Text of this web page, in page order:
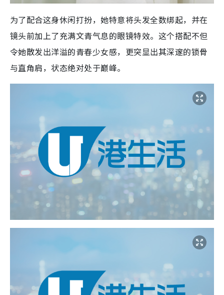
为了配合这身休闲打扮，她特意将头发全数绑起，并在
镜头前加上了充满文青气息的眼镜特效。这个搭配不但
令她散发出洋溢的青春少女感，更突显出其深邃的锁骨
与直角肩，状态绝对处于巅峰。